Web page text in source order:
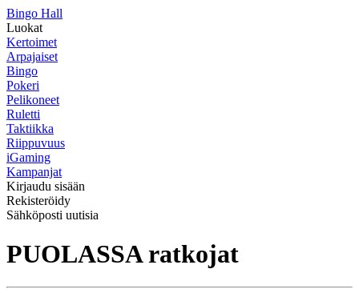
Bingo Hall
Luokat
Kertoimet
Arpajaiset
Bingo
Pokeri
Pelikoneet
Ruletti
Taktiikka
Riippuvuus
iGaming
Kampanjat
Kirjaudu sisään
Rekisteröidy
Sähköposti uutisia
PUOLASSA ratkojat